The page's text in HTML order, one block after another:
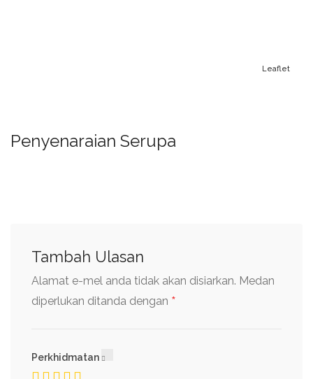
Leaflet
Penyenaraian Serupa
Tambah Ulasan
Alamat e-mel anda tidak akan disiarkan. Medan
diperlukan ditanda dengan *
Perkhidmatan